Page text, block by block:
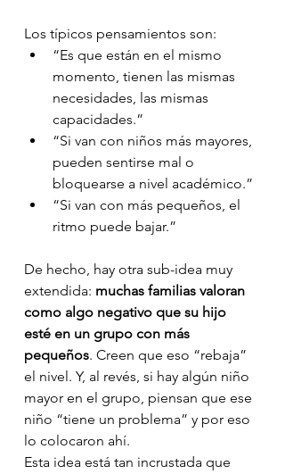
Los típicos pensamientos son:
“Es que están en el mismo
momento, tienen las mismas
necesidades, las mismas
capacidades.”
“Si van con niños más mayores,
pueden sentirse mal o
bloquearse a nivel académico.”
“Si van con más pequeños, el
ritmo puede bajar.”
De hecho, hay otra sub-idea muy
extendida: muchas familias valoran
como algo negativo que su hijo
esté en un grupo con más
pequeños. Creen que eso “rebaja”
el nivel. Y, al revés, si hay algún niño
mayor en el grupo, piensan que ese
niño “tiene un problema” y por eso
lo colocaron ahí.
Esta idea está tan incrustada que